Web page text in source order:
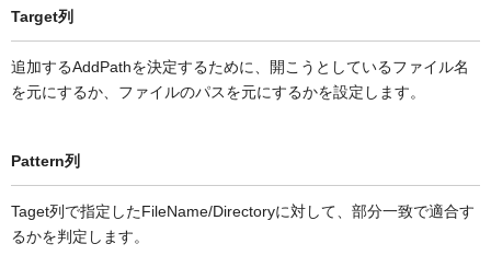
Target列
追加するAddPathを決定するために、開こうとしているファイル名
を元にするか、ファイルのパスを元にするかを設定します。
Pattern列
Taget列で指定したFileName/Directoryに対して、部分一致で適合す
るかを判定します。